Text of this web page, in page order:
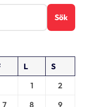
L
S
1
2
7 8
9